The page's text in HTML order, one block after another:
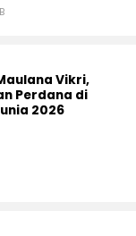
Vikri,
Perdana di
2026